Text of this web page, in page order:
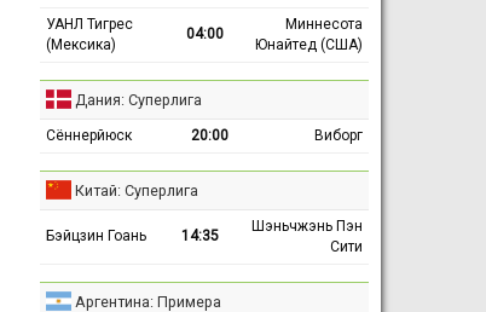
УАНЛ Тигрес
(Мексика)
04:00
Миннесота
Юнайтед (США)
Дания: Суперлига
Сённерйюск 20:00 Виборг
Китай: Суперлига
Бэйцзин Гоань 14:35
Шэньчжэнь Пэн
Сити
Аргентина: Примера